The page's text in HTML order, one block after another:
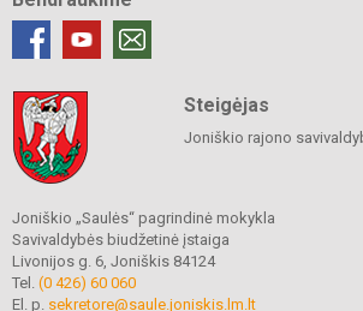
Steigėjas
Joniškio rajono
Joniškio „Saulės“ pagrindinė mokykla
Savivaldybės biudžetinė įstaiga
Livonijos g. 6, Joniškis 84124
Tel. (0 426) 60 060
El. p. sekretore@saule.joniskis.lm.lt